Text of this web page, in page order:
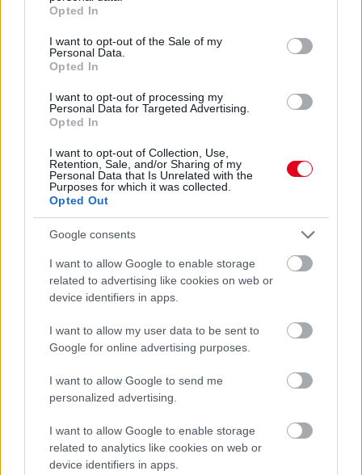
use your data for below specified purposes in below Google
consent section.
Opted In
I want to opt-out of the Sale of my
Personal Data.
Opted In
I want to opt-out of processing my
Personal Data for Targeted Advertising.
Opted In
I want to opt-out of Collection, Use,
Retention, Sale, and/or Sharing of my
Personal Data that Is Unrelated with the
Purposes for which it was collected.
Opted Out
Google consents
I want to allow Google to enable storage
related to advertising like cookies on web or
device identifiers in apps.
I want to allow my user data to be sent to
Google for online advertising purposes.
I want to allow Google to send me
personalized advertising.
I want to allow Google to enable storage
related to analytics like cookies on web or
device identifiers in apps.
2 napja
Martinnál